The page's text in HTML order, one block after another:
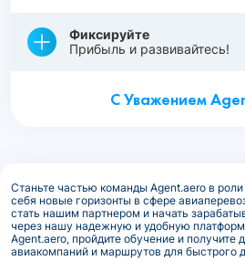
Фиксируйте
Прибыль и развивайтесь!
С Уважением
Станьте частью команды Agent.aero в роли
себя новые горизонты в сфере
стать нашим партнером и начать
через нашу надежную и удобную
Agent.aero, пройдите обучение и получите
авиакомпаний и маршрутов для быстрого